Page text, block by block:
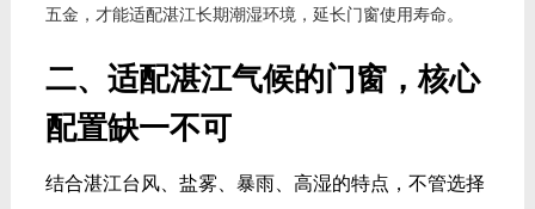
五金，才能适配湛江长期潮湿环境，延长门窗使用寿命。
二、适配湛江气候的门窗，核心
配置缺一不可
结合湛江台风、盐雾、暴雨、高湿的特点，不管选择